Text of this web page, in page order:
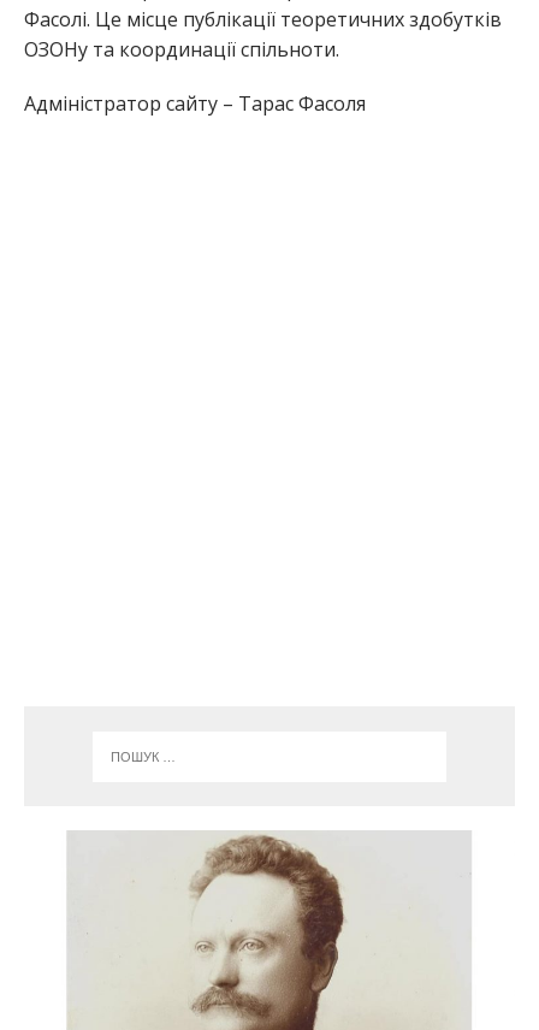
Фасолі. Це місце публікації теоретичних здобутків
ОЗОНу та координації спільноти.
Адміністратор сайту – Тарас Фасоля